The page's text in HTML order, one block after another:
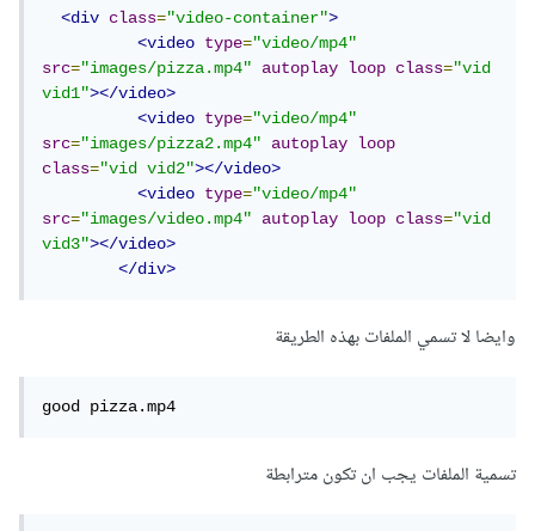
<div class="video-container">
<video
type="video/mp4"
src="images/pizza.mp4" autoplay loop class="vid
vid1"></video>
<video
type="video/mp4"
src="images/pizza2.mp4" autoplay
loop
class="vid vid2"></video>
<video
type="video/mp4"
src="images/video.mp4" autoplay loop class="vid
vid3"></video>
</div>
وايضا لا تسمي الملفات بهذه الطريقة
good pizza.mp4
تسمية الملفات يجب ان تكون مترابطة